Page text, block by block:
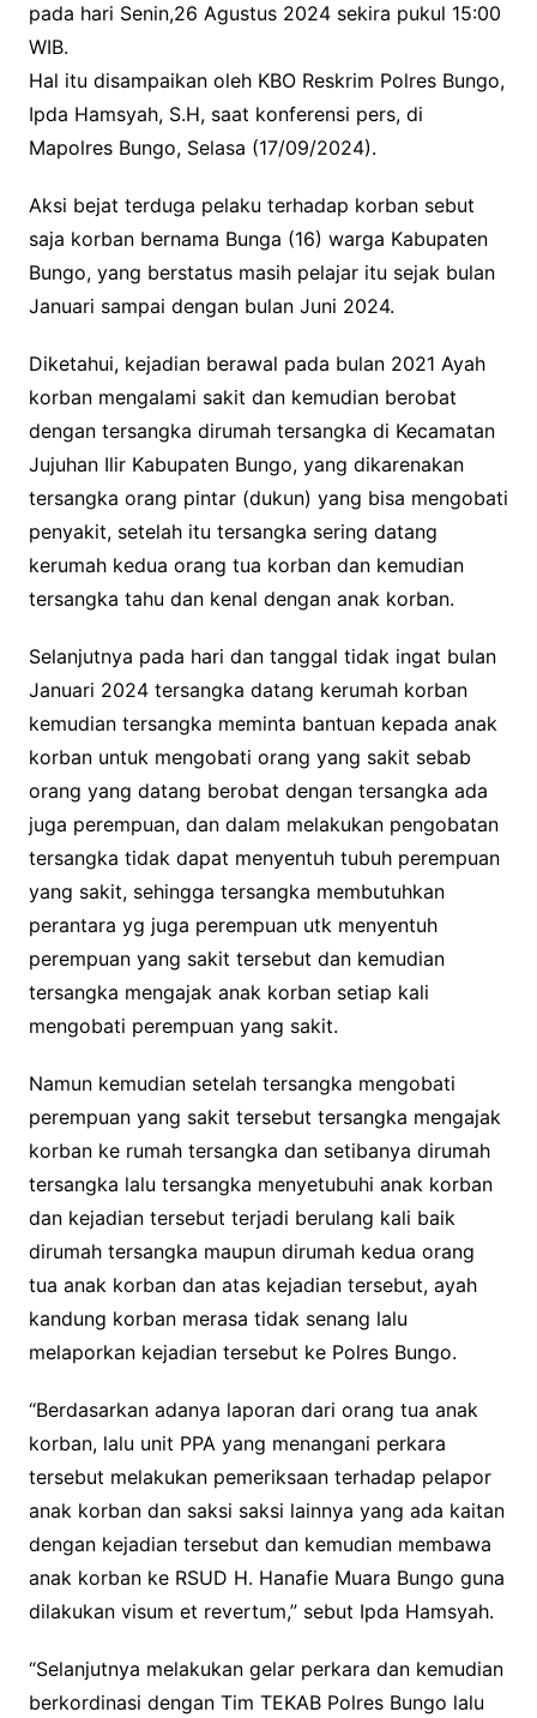
pada hari Senin,26 Agustus 2024 sekira pukul 15:00
WIB.
Hal itu disampaikan oleh KBO Reskrim Polres Bungo,
Ipda Hamsyah, S.H, saat konferensi pers, di
Mapolres Bungo, Selasa (17/09/2024).
Aksi bejat terduga pelaku terhadap korban sebut
saja korban bernama Bunga (16) warga Kabupaten
Bungo, yang berstatus masih pelajar itu sejak bulan
Januari sampai dengan bulan Juni 2024.
Diketahui, kejadian berawal pada bulan 2021 Ayah
korban mengalami sakit dan kemudian berobat
dengan tersangka dirumah tersangka di Kecamatan
Jujuhan Ilir Kabupaten Bungo, yang dikarenakan
tersangka orang pintar (dukun) yang bisa mengobati
penyakit, setelah itu tersangka sering datang
kerumah kedua orang tua korban dan kemudian
tersangka tahu dan kenal dengan anak korban.
Selanjutnya pada hari dan tanggal tidak ingat bulan
Januari 2024 tersangka datang kerumah korban
kemudian tersangka meminta bantuan kepada anak
korban untuk mengobati orang yang sakit sebab
orang yang datang berobat dengan tersangka ada
juga perempuan, dan dalam melakukan pengobatan
tersangka tidak dapat menyentuh tubuh perempuan
yang sakit, sehingga tersangka membutuhkan
perantara yg juga perempuan utk menyentuh
perempuan yang sakit tersebut dan kemudian
tersangka mengajak anak korban setiap kali
mengobati perempuan yang sakit.
Namun kemudian setelah tersangka mengobati
perempuan yang sakit tersebut tersangka mengajak
korban ke rumah tersangka dan setibanya dirumah
tersangka lalu tersangka menyetubuhi anak korban
dan kejadian tersebut terjadi berulang kali baik
dirumah tersangka maupun dirumah kedua orang
tua anak korban dan atas kejadian tersebut, ayah
kandung korban merasa tidak senang lalu
melaporkan kejadian tersebut ke Polres Bungo.
“Berdasarkan adanya laporan dari orang tua anak
korban, lalu unit PPA yang menangani perkara
tersebut melakukan pemeriksaan terhadap pelapor
anak korban dan saksi saksi lainnya yang ada kaitan
dengan kejadian tersebut dan kemudian membawa
anak korban ke RSUD H. Hanafie Muara Bungo guna
dilakukan visum et revertum,” sebut Ipda Hamsyah.
“Selanjutnya melakukan gelar perkara dan kemudian
berkordinasi dengan Tim TEKAB Polres Bungo lalu